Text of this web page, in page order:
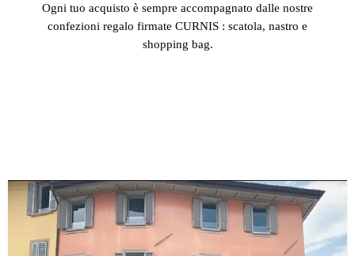
Ogni tuo acquisto è sempre accompagnato dalle nostre
confezioni regalo firmate CURNIS : scatola, nastro e
shopping bag.